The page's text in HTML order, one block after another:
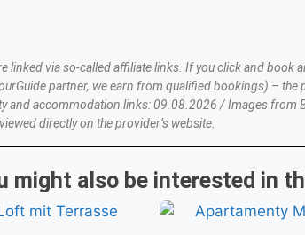
via so-called affiliate links. If you click and book
partner, we earn from qualified bookings) – the
and accommodation links: 09.08.2026 / Images from
directly on the provider’s website.
might also be interested in